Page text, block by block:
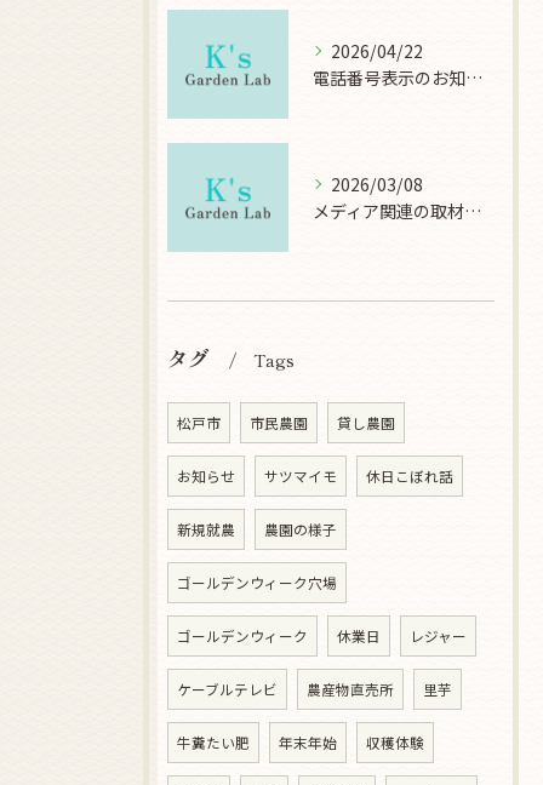
2026/04/22
電話番号表示のお知らせ
2026/03/08
メディア関連の取材について
タグ Tags
松戸市 市民農園 貸し農園
お知らせ サツマイモ 休日こぼれ話
新規就農 農園の様子
ゴールデンウィーク穴場
ゴールデンウィーク 休業日 レジャー
ケーブルテレビ 農産物直売所 里芋
牛糞たい肥 年末年始 収穫体験